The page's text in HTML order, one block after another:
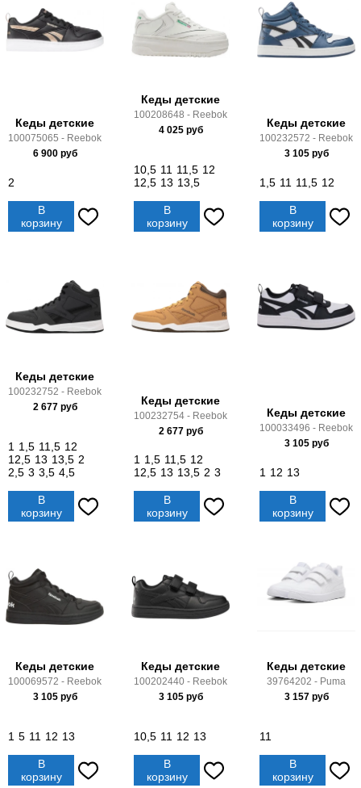
Кеды детские
100075065 - Reebok
6 900руб
2
В
корзину
Кеды детские
100208648 - Reebok
4 025руб
10,5 11 11,5 12
12,5 13 13,5
В
корзину
Кеды детские
100232572 - Reebok
3 105руб
1,5 11 11,5 12
В
корзину
Кеды детские
100232752 - Reebok
2 677руб
1 1,5 11,5 12
12,5 13 13,5 2
2,5 3 3,5 4,5
В
корзину
Кеды детские
100232754 - Reebok
2 677руб
1 1,5 11,5 12
12,5 13 13,5 2 3
В
корзину
Кеды детские
100033496 - Reebok
3 105руб
1 12 13
В
корзину
Кеды детские
100069572 - Reebok
3 105руб
1 5 11 12 13
В
корзину
Кеды детские
100202440 - Reebok
3 105руб
10,5 11 12 13
В
корзину
Кеды детские
39764202 - Puma
3 157руб
11
В
корзину